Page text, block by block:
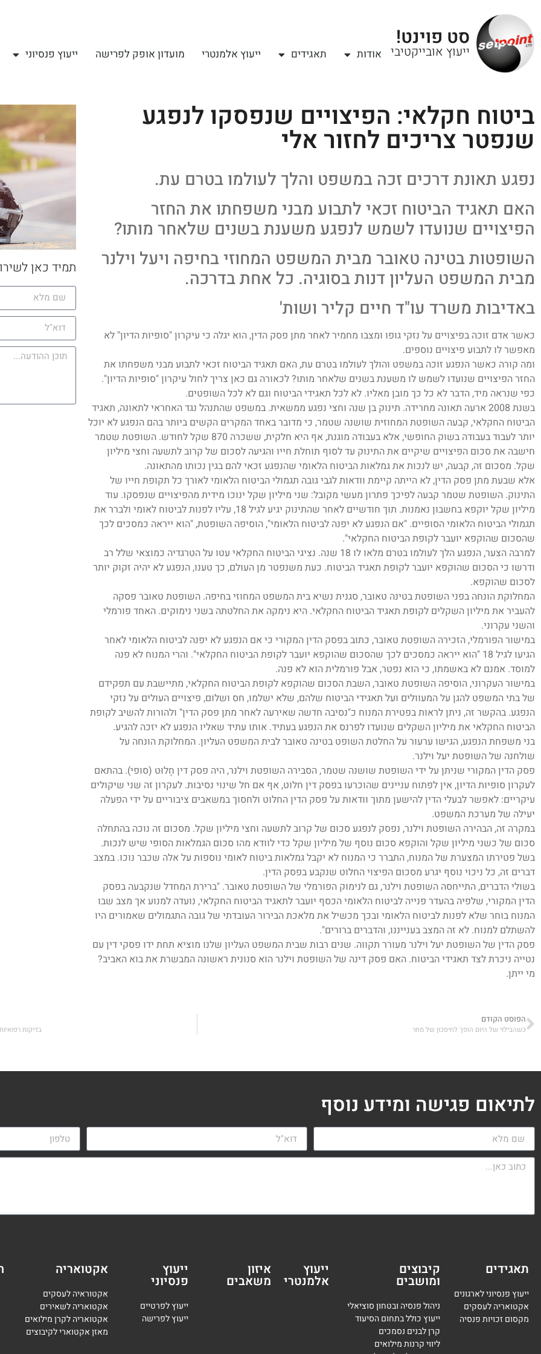
סט פוינט!
ייעוץ אובייקטיבי אודות תאגידים ייעוץ אלמנטרי מועדון אופק לפרישה ייעוץ פנסיוני
ביטוח חקלאי: הפיצויים שנפסקו לנפגע
שנפטר צריכים לחזור אלי
נפגע תאונת דרכים זכה במשפט והלך לעולמו בטרם עת.
האם תאגיד הביטוח זכאי לתבוע מבני משפחתו את החזר
הפיצויים שנועדו לשמש לנפגע משענת בשנים שלאחר מותו?
השופטות בטינה טאובר מבית המשפט המחוזי בחיפה ויעל וילנר
מבית המשפט העליון דנות בסוגיה. כל אחת בדרכה.
באדיבות משרד עו"ד חיים קליר ושות'
כאשר אדם זוכה בפיצויים על נזקי גופו ומצבו מחמיר לאחר מתן פסק הדין, הוא יגלה כי עיקרון "סופיות הדיון" לא
מאפשר לו לתבוע פיצויים נוספים.
ומה קורה כאשר הנפגע זוכה במשפט והולך לעולמו בטרם עת, האם תאגיד הביטוח זכאי לתבוע מבני משפחתו את
החזר הפיצויים שנועדו לשמש לו משענת בשנים שלאחר מותו? לכאורה גם כאן צריך לחול עיקרון "סופיות הדיון".
כפי שנראה מיד, הדבר לא כל כך מובן מאליו. לא לכל תאגידי הביטוח וגם לא לכל השופטים.
בשנת 2008 ארעה תאונה מחרידה. תינוק בן שנה וחצי נפגע ממשאית. במשפט שהתנהל נגד האחראי לתאונה, תאגיד
הביטוח החקלאי, קבעה השופטת המחוזית שושנה שטמר, כי מדובר באחד המקרים הקשים ביותר בהם הנפגע לא יוכל
יותר לעבוד בעבודה בשוק החופשי, אלא בעבודה מוגנת, אף היא חלקית, ששכרה 870 שקל לחודש. השופטת שטמר
חישבה את סכום הפיצויים שיקיים את התינוק עד לסוף תוחלת חייו והגיעה לסכום של קרוב לתשעה וחצי מיליון
שקל. מסכום זה, קבעה, יש לנכות את גמלאות הביטוח הלאומי שהנפגע זכאי להם בגין נכותו מהתאונה.
אלא שבעת מתן פסק הדין, לא הייתה קיימת וודאות לגבי גובה תגמולי הביטוח הלאומי לאורך כל תקופת חייו של
התינוק. השופטת שטמר קבעה לפיכך פתרון מעשי מקובל: שני מיליון שקל ינוכו מידית מהפיצויים שנפסקו. עוד
מיליון שקל יוקפא בחשבון נאמנות. תוך חודשיים לאחר שהתינוק יגיע לגיל 18, עליו לפנות לביטוח לאומי ולברר את
תגמולי הביטוח הלאומי הסופיים. "אם הנפגע לא יפנה לביטוח הלאומי", הוסיפה השופטת, "הוא ייראה כמסכים לכך
שהסכום שהוקפא יועבר לקופת הביטוח החקלאי".
למרבה הצער, הנפגע הלך לעולמו בטרם מלאו לו 18 שנה. נציגי הביטוח החקלאי עטו על הטרגדיה כמוצאי שלל רב
ודרשו כי הסכום שהוקפא יועבר לקופת תאגיד הביטוח. כעת משנפטר מן העולם, כך טענו, הנפגע לא יהיה זקוק יותר
לסכום שהוקפא.
המחלוקת הונחה בפני השופטת בטינה טאובר, סגנית נשיא בית המשפט המחוזי בחיפה. השופטת טאובר פסקה
להעביר את מיליון השקלים לקופת תאגיד הביטוח החקלאי. היא נימקה את החלטתה בשני נימוקים. האחד פורמלי
והשני עקרוני.
במישור הפורמלי, הזכירה השופטת טאובר, כתוב בפסק הדין המקורי כי אם הנפגע לא יפנה לביטוח הלאומי לאחר
הגיעו לגיל 18 "הוא ייראה כמסכים לכך שהסכום שהוקפא יועבר לקופת הביטוח החקלאי". והרי המנוח לא פנה
למוסד. אמנם לא באשמתו, כי הוא נפטר, אבל פורמלית הוא לא פנה.
במישור העקרוני, הוסיפה השופטת טאובר, השבת הסכום שהוקפא לקופת הביטוח החקלאי, מתיישבת עם תפקידם
של בתי המשפט להגן על המעוולים ועל תאגידי הביטוח שלהם, שלא ישלמו, חס ושלום, פיצויים העולים על נזקי
הנפגע. בהקשר זה, ניתן לראות בפטירת המנוח כ"נסיבה חדשה שאירעה לאחר מתן פסק הדין" ולהורות להשיב לקופת
הביטוח החקלאי את מיליון השקלים שנועדו לפרנס את הנפגע בעתיד. אותו עתיד שאליו הנפגע לא יזכה להגיע.
בני משפחת הנפגע, הגישו ערעור על החלטת השופט בטינה טאובר לבית המשפט העליון. המחלוקת הונחה על
שולחנה של השופטת יעל וילנר.
פסק הדין המקורי שניתן על ידי השופטת שושנה שטמר, הסבירה השופטת וילנר, היה פסק דין חָלוּט (סופי). בהתאם
לעקרון סופיות הדיון, אין לפתוח עניינים שהוכרעו בפסק דין חלוט, אף אם חל שינוי נסיבות. לעקרון זה שני שיקולים
עיקריים: לאפשר לבעלי הדין להישען מתוך וודאות על פסק הדין החלוט ולחסוך במשאבים ציבוריים על ידי הפעלה
יעילה של מערכת המשפט.
במקרה זה, הבהירה השופטת וילנר, נפסק לנפגע סכום של קרוב לתשעה וחצי מיליון שקל. מסכום זה נוכה בהתחלה
סכום של כשני מיליון שקל והוקפא סכום נוסף של מיליון שקל כדי לוודא מהו סכום הגמלאות הסופי שיש לנכות.
בשל פטירתו המצערת של המנוח, התברר כי המנוח לא יקבל גמלאות ביטוח לאומי נוספות על אלה שכבר נוכו. במצב
דברים זה, כל ניכוי נוסף יגרע מסכום הפיצוי החלוט שנקבע בפסק הדין.
בשולי הדברים, התייחסה השופטת וילנר, גם לנימוק הפורמלי של השופטת טאובר. "ברירת המחדל שנקבעה בפסק
הדין המקורי, שלפיה בהעדר פנייה לביטוח הלאומי הכסף יועבר לתאגיד הביטוח החקלאי, נועדה למנוע אך מצב שבו
המנוח בוחר שלא לפנות לביטוח הלאומי ובכך מכשיל את מלאכת הבירור העובדתי של גובה התגמולים שאמורים היו
להשתלם למנוח. לא זה המצב בענייננו, והדברים ברורים".
פסק הדין של השופטת יעל וילנר מעורר תקווה. שנים רבות שבית המשפט העליון שלנו מוציא תחת ידו פסקי דין עם
נטייה ניכרת לצד תאגידי הביטוח. האם פסק דינה של השופטת וילנר הוא סנונית ראשונה המבשרת את בוא האביב?
מי ייתן.
תמיד כאן
הפוסט הקודם
כשהבילוי של היום הופך לחיסכון של מחר בדיקות
לתיאום פגישה ומידע נוסף
תאגידים
ייעוץ פנסיוני לארגונים
אקטואריה לעסקים
מקסום זכויות פנסיה
קיבוצים
ומושבים
ניהול פנסיה ובטחון סוציאלי
ייעוץ כולל בתחום הסיעוד
קרן לבנים נסמכים
ליווי קרנות מילואים
ייעוץ
אלמנטרי
איזון
משאבים
ייעוץ
פנסיוני
ייעוץ לפרטיים
ייעוץ לפרישה
אקטואריה
אקטוראיה לעסקים
אקטואריה לשאירים
אקטואריה לקרן מילואים
מאזן אקטוארי לקיבוצים